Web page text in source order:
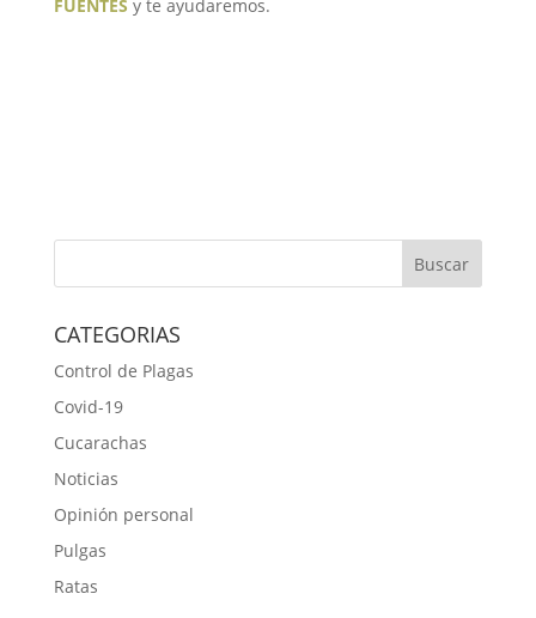
FUENTES y te ayudaremos.
CATEGORIAS
Control de Plagas
Covid-19
Cucarachas
Noticias
Opinión personal
Pulgas
Ratas